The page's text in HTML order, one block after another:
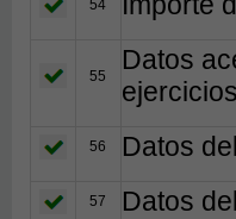
54
55
Datos
56 Datos
57 Datos